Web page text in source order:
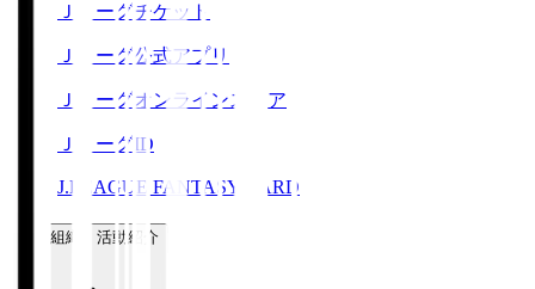
Ｊリーグチケット
Ｊリーグ公式アプリ
Ｊリーグオンラインストア
ＪリーグID
J.LEAGUE FANTASY CARD
運営組織・活動紹介